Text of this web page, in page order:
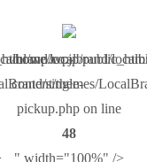
wp/wp-
single-
/home/localbrand/
content/themes/
pickup.php on line
48
" width="100%" />